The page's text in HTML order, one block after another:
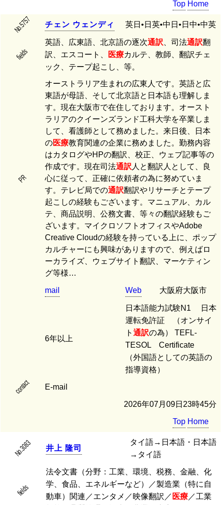
Top Home
No.5757 チェ ン ウ ェ ンディ 英日•日英•中日•日中•中英
fields
英語、広東語、北京語の逐次通訳 、司法通訳翻
訳、エスコート、
医療カルテ、教師、翻訳チェ
ック、テープ起こし、等。
PR
オーストラリア生まれの広東人です。英語と広
東語が母語、そして北京語と日本語も理解しま
す。現在大阪市で在住しております。オースト
ラリアのクイーンズランド工科大学を卒業しま
して、看護師として務めました。来日後、日本
の医療教育関連の企業に務めました。勤務内容
はカタログやHPの翻訳、校正、ウェブ記事等の
作成です。現在司法通訳 人と翻訳人として、良
心に従って、正確に依頼者の為に努めていま
す。テレビ局での通訳翻訳やリサーチとテープ
起こしの経験もございます。マニュアル、カル
テ、商品説明、公務文書、等々の翻訳経験もご
ざいます。マイクロソフトオフィスやAdobe
Creative Cloudの経験を持っている上に、ポップ
カルチャーにも興味がありますので、例えばロ
ーカライズ、ウェブサイト翻訳、マーケティン
グ等様…
mail Web 大阪府大阪市
6年以上
日本語能力試験N1 日本
運転免許証 （オンサイ
ト 通訳の為） TEFL-
TESOL Certificate
（外国語としての英語の
指導資格）
contact E-mail
2026年07月09日23時45分
Top Home
No.3083 井 上 隆司
タイ語→日本語・日本語
→タイ語
fields
法令文書（分野：工業、環境、税務、金融、化
学、食品、エネルギーなど）／製造業（特に自
動車）関連／エンタメ／映像翻訳／ 医療／工業